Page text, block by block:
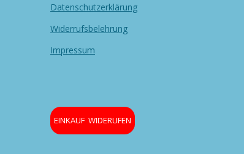
Datenschutzerklärung
Widerrufsbelehrung
Impressum
EINKAUF WIDERUFEN